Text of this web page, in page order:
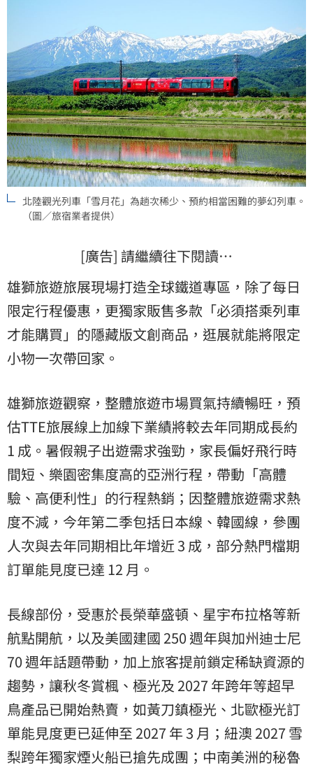
北陸觀光列車「雪月花」為趟次稀少、預約相當困難的夢幻列車。
（圖／旅宿業者提供）
[廣告] 請繼續往下閱讀…
雄獅旅遊旅展現場打造全球鐵道專區，除了每日
限定行程優惠，更獨家販售多款「必須搭乘列車
才能購買」的隱藏版文創商品，逛展就能將限定
小物一次帶回家。
雄獅旅遊觀察，整體旅遊市場買氣持續暢旺，預
估TTE旅展線上加線下業績將較去年同期成長約
1 成。暑假親子出遊需求強勁，家長偏好飛行時
間短、樂園密集度高的亞洲行程，帶動「高體
驗、高便利性」的行程熱銷；因整體旅遊需求熱
度不減，今年第二季包括日本線、韓國線，參團
人次與去年同期相比年增近 3 成，部分熱門檔期
訂單能見度已達 12 月。
長線部份，受惠於長榮華盛頓、星宇布拉格等新
航點開航，以及美國建國 250 週年與加州迪士尼
70 週年話題帶動，加上旅客提前鎖定稀缺資源的
趨勢，讓秋冬賞楓、極光及 2027 年跨年等超早
鳥產品已開始熱賣，如黃刀鎮極光、北歐極光訂
單能見度更已延伸至 2027 年 3 月；紐澳 2027 雪
梨跨年獨家煙火船已搶先成團；中南美洲的秘魯